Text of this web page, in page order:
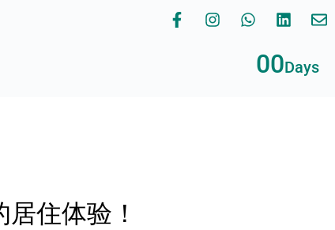
00Days
住体验！